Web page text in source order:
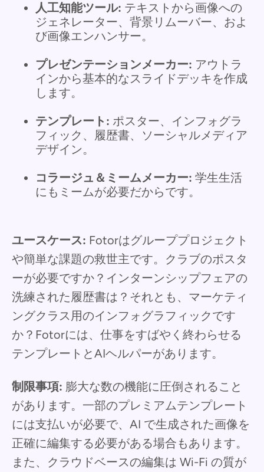
人工知能ツール: テキストから画像への
ジェネレーター、背景リムーバー、およ
び画像エンハンサー。
プレゼンテーションメーカー: アウトラ
インから基本的なスライドデッキを作成
します。
テンプレート: ポスター、インフォグラ
フィック、履歴書、ソーシャルメディア
デザイン。
コラージュ＆ミームメーカー: 学生生活
にもミームが必要だからです。
ユースケース: Fotorはグループプロジェクト
や簡単な課題の救世主です。クラブのポスタ
ーが必要ですか？インターンシップフェアの
洗練された履歴書は？それとも、マーケティ
ングクラス用のインフォグラフィックです
か？Fotorには、仕事をすばやく終わらせる
テンプレートとAIヘルパーがあります。
制限事項: 膨大な数の機能に圧倒されること
があります。一部のプレミアムテンプレート
には支払いが必要で、AI で生成された画像を
正確に編集する必要がある場合もあります。
また、クラウドベースの編集は Wi-Fi の質が